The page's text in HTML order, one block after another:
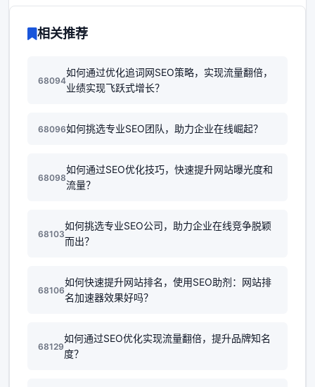
相关推荐
68094
如何通过优化追词网SEO策略，实现流量翻倍，
业绩实现飞跃式增长？
68096如何挑选专业SEO团队，助力企业在线崛起？
68098
如何通过SEO优化技巧，快速提升网站曝光度和
流量？
68103
如何挑选专业SEO公司，助力企业在线竞争脱颖
而出？
68106
如何快速提升网站排名，使用SEO助剂：网站排
名加速器效果好吗？
68129
如何通过SEO优化实现流量翻倍，提升品牌知名
度？